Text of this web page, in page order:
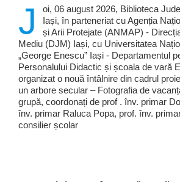
J
oi, 06 august 2026, Biblioteca
Iași, în parteneriat cu Agenția
și Arii Protejate (ANMAP) -
Mediu (DJM) Iași, cu Universitatea
„George Enescu” Iași - Departamentul
Personalului Didactic și școala de vară
organizat o nouă întâlnire din cadrul
un arbore secular – Fotografia de
grupă, coordonați de prof . înv. primar
înv. primar Raluca Popa, prof. înv.
consilier școlar